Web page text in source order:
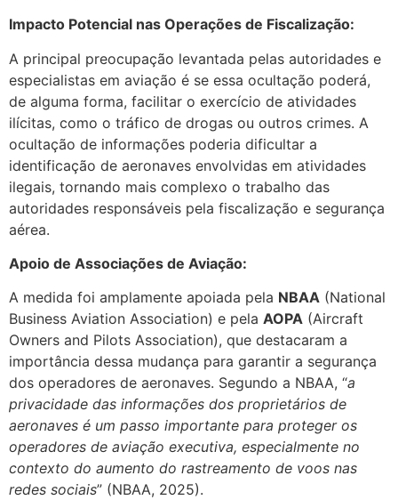
Impacto Potencial nas Operações de Fiscalização:
A principal preocupação levantada pelas autoridades e
especialistas em aviação é se essa ocultação poderá,
de alguma forma, facilitar o exercício de atividades
ilícitas, como o tráfico de drogas ou outros crimes. A
ocultação de informações poderia dificultar a
identificação de aeronaves envolvidas em atividades
ilegais, tornando mais complexo o trabalho das
autoridades responsáveis pela fiscalização e segurança
aérea.
Apoio de Associações de Aviação:
A medida foi amplamente apoiada pela NBAA (National
Business Aviation Association) e pela AOPA (Aircraft
Owners and Pilots Association), que destacaram a
importância dessa mudança para garantir a segurança
dos operadores de aeronaves. Segundo a NBAA, “a
privacidade das informações dos proprietários de
aeronaves é um passo importante para proteger os
operadores de aviação executiva, especialmente no
contexto do aumento do rastreamento de voos nas
redes sociais” (NBAA, 2025).